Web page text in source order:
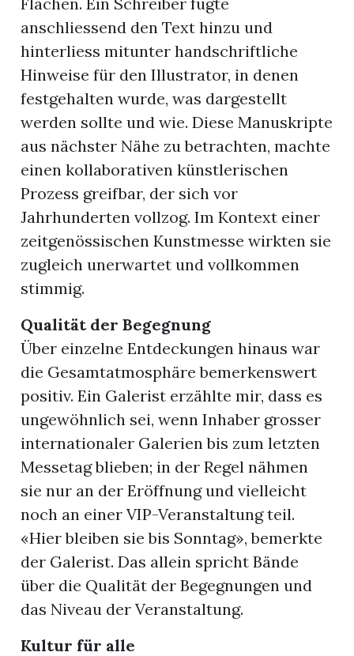
anschliessend den Text hinzu und
hinterliess mitunter handschriftliche
Hinweise für den Illustrator, in denen
festgehalten wurde, was dargestellt
werden sollte und wie. Diese Manuskripte
aus nächster Nähe zu betrachten, machte
einen kollaborativen künstlerischen
Prozess greifbar, der sich vor
Jahrhunderten vollzog. Im Kontext einer
zeitgenössischen Kunstmesse wirkten sie
zugleich unerwartet und vollkommen
stimmig.
Qualität der Begegnung
Über einzelne Entdeckungen hinaus war
die Gesamtatmosphäre bemerkenswert
positiv. Ein Galerist erzählte mir, dass es
ungewöhnlich sei, wenn Inhaber grosser
internationaler Galerien bis zum letzten
Messetag blieben; in der Regel nähmen
sie nur an der Eröffnung und vielleicht
noch an einer VIP-Veranstaltung teil.
«Hier bleiben sie bis Sonntag», bemerkte
der Galerist. Das allein spricht Bände
über die Qualität der Begegnungen und
das Niveau der Veranstaltung.
Kultur für alle